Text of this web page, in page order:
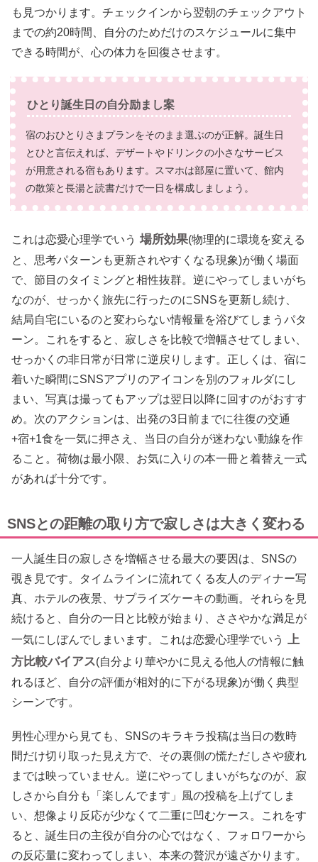
も見つかります。チェックインから翌朝のチェックアウト
までの約20時間、自分のためだけのスケジュールに集中
できる時間が、心の体力を回復させます。
ひとり誕生日の自分励まし案
宿のおひとりさまプランをそのまま選ぶのが正解。誕生日
とひと言伝えれば、デザートやドリンクの小さなサービス
が用意される宿もあります。スマホは部屋に置いて、館内
の散策と長湯と読書だけで一日を構成しましょう。
これは恋愛心理学でいう 場所効果(物理的に環境を変える
と、思考パターンも更新されやすくなる現象)が働く場面
で、節目のタイミングと相性抜群。逆にやってしまいがち
なのが、せっかく旅先に行ったのにSNSを更新し続け、
結局自宅にいるのと変わらない情報量を浴びてしまうパタ
ーン。これをすると、寂しさを比較で増幅させてしまい、
せっかくの非日常が日常に逆戻りします。正しくは、宿に
着いた瞬間にSNSアプリのアイコンを別のフォルダにし
まい、写真は撮ってもアップは翌日以降に回すのがおすす
め。次のアクションは、出発の3日前までに往復の交通
+宿+1食を一気に押さえ、当日の自分が迷わない動線を作
ること。荷物は最小限、お気に入りの本一冊と着替え一式
があれば十分です。
SNSとの距離の取り方で寂しさは大きく変わる
一人誕生日の寂しさを増幅させる最大の要因は、SNSの
覗き見です。タイムラインに流れてくる友人のディナー写
真、ホテルの夜景、サプライズケーキの動画。それらを見
続けると、自分の一日と比較が始まり、ささやかな満足が
一気にしぼんでしまいます。これは恋愛心理学でいう
上
方比較バイアス(自分より華やかに見える他人の情報に触
れるほど、自分の評価が相対的に下がる現象)が働く典型
シーンです。
男性心理から見ても、SNSのキラキラ投稿は当日の数時
間だけ切り取った見え方で、その裏側の慌ただしさや疲れ
までは映っていません。逆にやってしまいがちなのが、寂
しさから自分も「楽しんでます」風の投稿を上げてしま
い、想像より反応が少なくて二重に凹むケース。これをす
ると、誕生日の主役が自分の心ではなく、フォロワーから
の反応量に変わってしまい、本来の贅沢が遠ざかります。